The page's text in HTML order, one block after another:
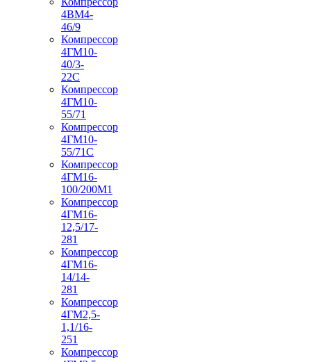
4ВМ4-
46/9
Компрессор
4ГМ10-
40/3-
22С
Компрессор
4ГМ10-
55/71
Компрессор
4ГМ10-
55/71С
Компрессор
4ГМ16-
100/200М1
Компрессор
4ГМ16-
12,5/17-
281
Компрессор
4ГМ16-
14/14-
281
Компрессор
4ГМ2,5-
1,1/16-
251
Компрессор